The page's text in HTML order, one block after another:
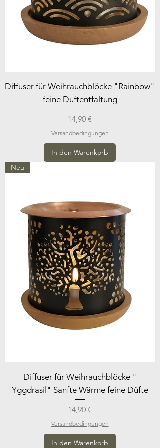
Diffuser für Weihrauchblöcke "Rainbow"
feine Duftentfaltung
Preis
14,90 €
Versandbedingungen
In den Warenkorb
Neu
Diffuser für Weihrauchblöcke "
Yggdrasil" Sanfte Wärme feine Düfte
Preis
14,90 €
Versandbedingungen
In den Warenkorb